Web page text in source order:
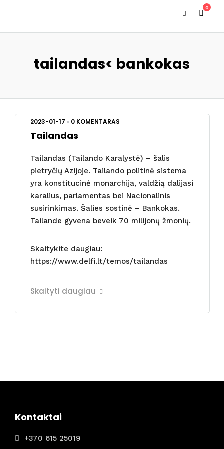
0
tailandas< bankokas
2023-01-17 • 0 KOMENTARAS
Tailandas
Tailandas (Tailando Karalystė) – šalis
pietryčių Azijoje. Tailando politinė sistema
yra konstitucinė monarchija, valdžią dalijasi
karalius, parlamentas bei Nacionalinis
susirinkimas. Šalies sostinė – Bankokas.
Tailande gyvena beveik 70 milijonų žmonių.
Skaitykite daugiau:
https://www.delfi.lt/temos/tailandas
Skaityti daugiau
Kontaktai
+370 615 25019